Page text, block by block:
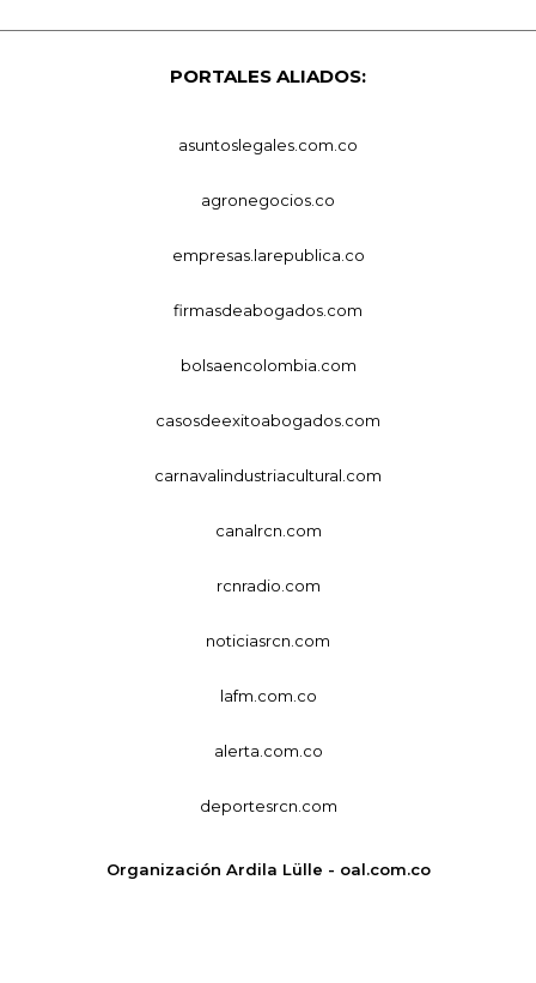
PORTALES ALIADOS:
asuntoslegales.com.co
agronegocios.co
empresas.larepublica.co
firmasdeabogados.com
bolsaencolombia.com
casosdeexitoabogados.com
carnavalindustriacultural.com
canalrcn.com
rcnradio.com
noticiasrcn.com
lafm.com.co
alerta.com.co
deportesrcn.com
Organización Ardila Lülle - oal.com.co